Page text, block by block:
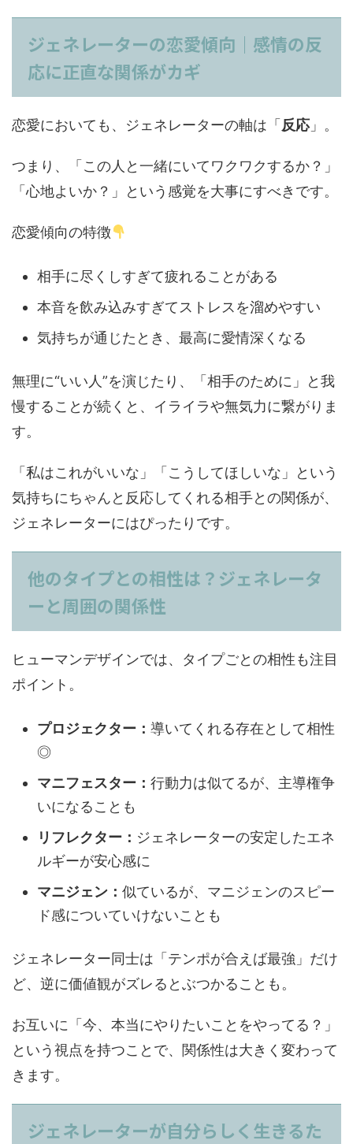
ジェネレーターの恋愛傾向｜感情の反
応に正直な関係がカギ
恋愛においても、ジェネレーターの軸は「 反応」。
つまり、「この人と一緒にいてワクワクするか？」
「心地よいか？」という感覚を大事にすべきです。
恋愛傾向の特徴
相手に尽くしすぎて疲れることがある
本音を飲み込みすぎてストレスを溜めやすい
気持ちが通じたとき、最高に愛情深くなる
無理に“いい人”を演じたり、「相手のために」と我
慢することが続くと、イライラや無気力に繋がりま
す。
「私はこれがいいな」「こうしてほしいな」という
気持ちにちゃんと反応してくれる相手との関係が、
ジェネレーターにはぴったりです。
他のタイプとの相性は？ジェネレータ
ーと周囲の関係性
ヒューマンデザインでは、タイプごとの相性も注目
ポイント。
プロジェクター： 導いてくれる存在として相性
◎
マニフェスター： 行動力は似てるが、主導権争
いになることも
リフレクター： ジェネレーターの安定したエネ
ルギーが安心感に
マニジェン： 似ているが、マニジェンのスピー
ド感についていけないことも
ジェネレーター同士は「テンポが合えば最強」だけ
ど、逆に価値観がズレるとぶつかることも。
お互いに「今、本当にやりたいことをやってる？」
という視点を持つことで、関係性は大きく変わって
きます。
ジェネレーターが自分らしく生きるた